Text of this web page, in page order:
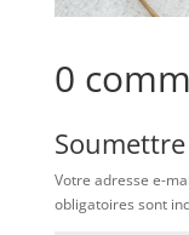
0
Votre adresse e-
obligatoires sont